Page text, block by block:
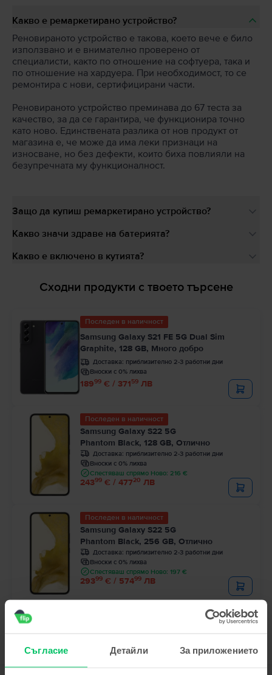
Съгласие Детайли За приложението
Какво е ремаркетирано устройство?
Реновираното устройство е такова, което вече е било
използвано и е внимателно проверено от
специалисти, както по отношение на софтуера, така и
по отношение на хардуера. При необходимост, то се
ремонтира с нови, сертифицирани части.
Реновираното устройство преминава до 67 теста за
качество, за да се гарантира, че функционира точно
като ново. Единствената разлика от нов продукт от
магазина е, че може да има леки признаци на
износване, но без дефекти, които биха повлияли на
безупречната му функционалност.
Защо да купиш ремаркетирано устройство?
Какво значи здраве на батерията?
Какво е включено в кутията?
Сходни продукти с твоето търсене
Последен в наличност
Samsung Galaxy S21 FE 5G Dual Sim
Graphite, 128 GB, Много добро
Доставка: приблизително 2-3 работни дни
Вноски с 0% лихва
18999 € / 37159 ЛВ
Последен в наличност
Samsung Galaxy S22 5G
Phantom Black, 128 GB, Отлично
Доставка: приблизително 2-3 работни дни
Вноски с 0% лихва
Спестяваш спрямо Ново: 216 €
24399 € / 47720 ЛВ
Последен в наличност
Samsung Galaxy S22 5G
Phantom Black, 256 GB, Отлично
Доставка: приблизително 2-3 работни дни
Вноски с 0% лихва
Спестяваш спрямо Ново: 197 €
29399 € / 57499 ЛВ